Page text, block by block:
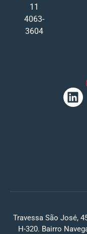
11
4063-
3604
Travessa São José,
H-320. Bairro